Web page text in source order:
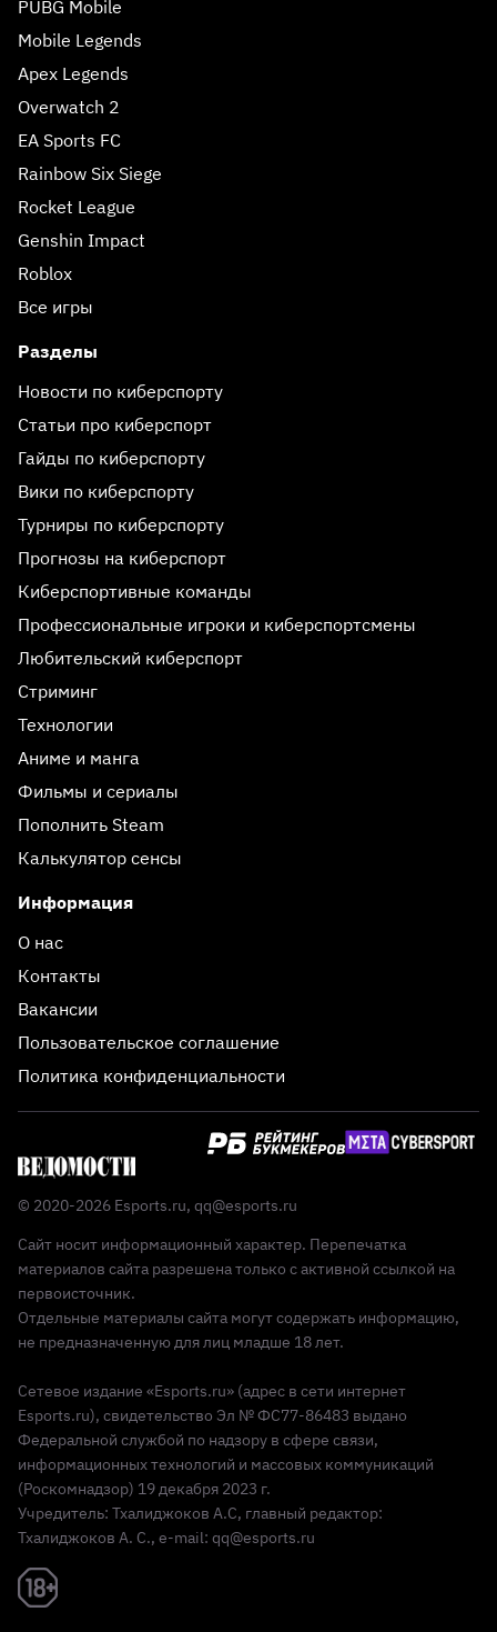
Реклама 18+
PUBG Mobile
Mobile Legends
Apex Legends
Overwatch 2
EA Sports FC
Rainbow Six Siege
Rocket League
Genshin Impact
Roblox
Все игры
Разделы
Новости по киберспорту
Статьи про киберспорт
Гайды по киберспорту
Вики по киберспорту
Турниры по киберспорту
Прогнозы на киберспорт
Киберспортивные команды
Профессиональные игроки и киберспортсмены
Любительский киберспорт
Стриминг
Технологии
Аниме и манга
Фильмы и сериалы
Пополнить Steam
Калькулятор сенсы
Информация
О нас
Контакты
Вакансии
Пользовательское соглашение
Политика конфиденциальности
© 2020-2026 Esports.ru, qq@esports.ru
Сайт носит информационный характер. Перепечатка
материалов сайта разрешена только с активной ссылкой на
первоисточник.
Отдельные материалы сайта могут содержать информацию,
не предназначенную для лиц младше 18 лет.
Сетевое издание «Esports.ru» (адрес в сети интернет
Esports.ru), свидетельство Эл № ФС77-86483 выдано
Федеральной службой по надзору в сфере связи,
информационных технологий и массовых коммуникаций
(Роскомнадзор) 19 декабря 2023 г.
Учредитель: Тхалиджоков А.С, главный редактор:
Тхалиджоков А. С., e-mail: qq@esports.ru